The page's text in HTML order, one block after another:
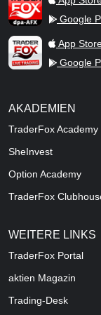
Google
TraderFox Live
App
Google
AKADEMIEN
TraderFox Academy
SheInvest
Option Academy
TraderFox
WEITERE LINKS
TraderFox Portal
aktien Magazin
Trading-Desk